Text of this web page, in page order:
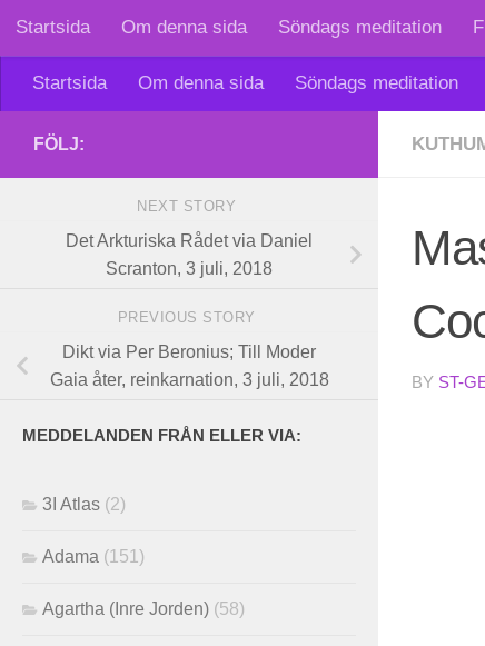
Skip to content
Startsida Om denna sida Söndags meditation
Startsida Om denna sida Söndags meditation
BY ST-
FÖLJ:
NEXT STORY
Det Arkturiska Rådet via Daniel
Scranton, 3 juli, 2018
PREVIOUS STORY
Dikt via Per Beronius; Till Moder
Gaia åter, reinkarnation, 3 juli, 2018
MEDDELANDEN FRÅN ELLER VIA:
3I Atlas (2)
Adama (151)
Agartha (Inre Jorden) (58)